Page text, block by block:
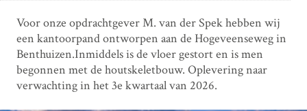
Voor onze opdrachtgever M. van der Spek hebben wij
een kantoorpand ontworpen aan de Hogeveenseweg in
Benthuizen.Inmiddels is de vloer gestort en is men
begonnen met de houtskeletbouw. Oplevering naar
verwachting in het 3e kwartaal van 2026.